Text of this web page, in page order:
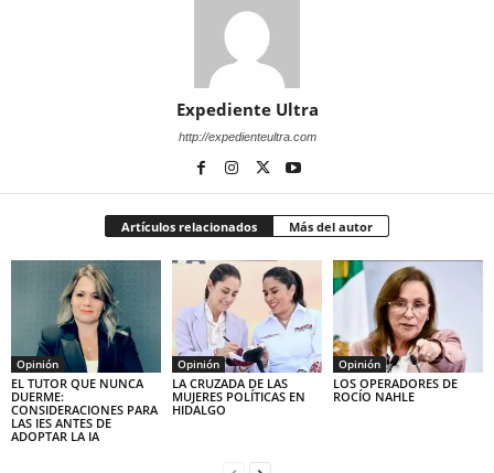
Expediente Ultra
http://expedienteultra.com
Artículos relacionados Más del autor
Opinión
EL TUTOR QUE NUNCA
DUERME:
CONSIDERACIONES PARA
LAS IES ANTES DE
ADOPTAR LA IA
Opinión
LA CRUZADA DE LAS
MUJERES POLÍTICAS EN
HIDALGO
Opinión
LOS OPERADORES DE
ROCÍO NAHLE